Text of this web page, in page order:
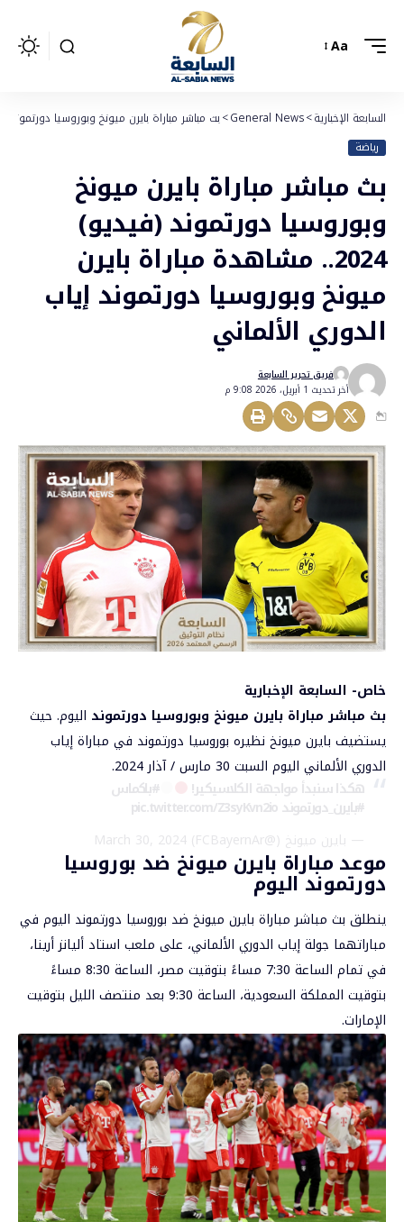
Aa
السابعة الإخبارية>
General News
>بث مباشر مباراة بايرن ميونخ وبوروسيا دورتموند (فيديو) 2024.. مشاهدة مباراة بايرن ميونخ وبوروسيا دورتموند إياب
رياضة
بث مباشر مباراة بايرن ميونخ
وبوروسيا دورتموند (فيديو)
2024.. مشاهدة مباراة بايرن
ميونخ وبوروسيا دورتموند إياب
الدوري الألماني
أخر تحديث 1 أبريل، 2026 9:08 م
فريق تحرير السابعة
خاص- السابعة الإخبارية
بث مباشر مباراة بايرن ميونخ وبوروسيا دورتموند اليوم. حيث
يستضيف بايرن ميونخ نظيره بوروسيا دورتموند في مباراة إياب
الدوري الألماني اليوم السبت 30 مارس / آذار 2024.
هكذا سنبدأ مواجهة الكلاسيكير!
#باكماس
#بايرن_دورتموندpic.twitter.com/Z3syKvn2io
— بايرن ميونخ (@FCBayernAr)
March 30, 2024
موعد مباراة بايرن ميونخ ضد بوروسيا
دورتموند اليوم
ينطلق بث مباشر مباراة بايرن ميونخ ضد بوروسيا دورتموند اليوم في
مباراتهما جولة إياب الدوري الألماني، على ملعب استاد أليانز أرينا،
في تمام الساعة 7:30 مساءً بتوقيت مصر، الساعة 8:30 مساءً
بتوقيت المملكة السعودية، الساعة 9:30 بعد منتصف الليل بتوقيت
الإمارات.